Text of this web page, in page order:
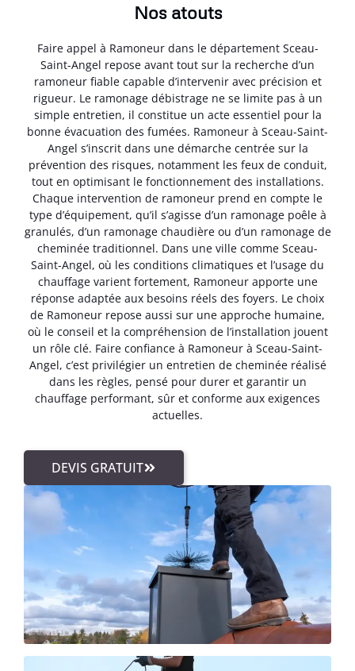
Nos atouts
Faire appel à Ramoneur dans le département Sceau-
Saint-Angel repose avant tout sur la recherche d’un
ramoneur fiable capable d’intervenir avec précision et
rigueur. Le ramonage débistrage ne se limite pas à un
simple entretien, il constitue un acte essentiel pour la
bonne évacuation des fumées. Ramoneur à Sceau-Saint-
Angel s’inscrit dans une démarche centrée sur la
prévention des risques, notamment les feux de conduit,
tout en optimisant le fonctionnement des installations.
Chaque intervention de ramoneur prend en compte le
type d’équipement, qu’il s’agisse d’un ramonage poêle à
granulés, d’un ramonage chaudière ou d’un ramonage de
cheminée traditionnel. Dans une ville comme Sceau-
Saint-Angel, où les conditions climatiques et l’usage du
chauffage varient fortement, Ramoneur apporte une
réponse adaptée aux besoins réels des foyers. Le choix
de Ramoneur repose aussi sur une approche humaine,
où le conseil et la compréhension de l’installation jouent
un rôle clé. Faire confiance à Ramoneur à Sceau-Saint-
Angel, c’est privilégier un entretien de cheminée réalisé
dans les règles, pensé pour durer et garantir un
chauffage performant, sûr et conforme aux exigences
actuelles.
DEVIS GRATUIT